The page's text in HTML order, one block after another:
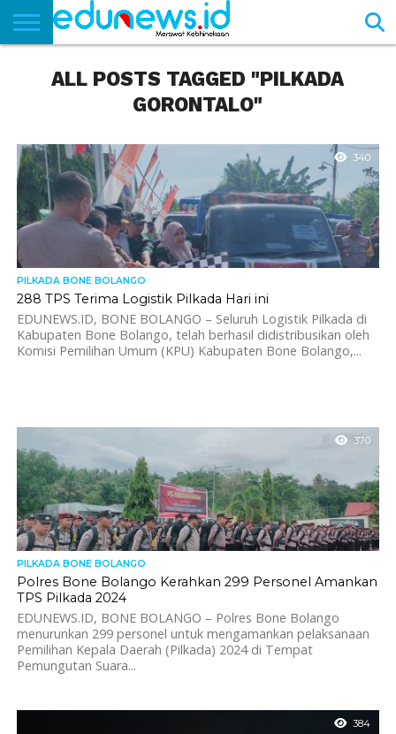
NEWS
EDUNEWS
LITERASI
PUSTAKA
SOSOK
TEKNO
KHASANAH
SASTRA
ALL POSTS TAGGED "PILKADA
GORONTALO"
340
PILKADA BONE BOLANGO
288 TPS Terima Logistik Pilkada Hari ini
EDUNEWS.ID, BONE BOLANGO – Seluruh Logistik Pilkada di
Kabupaten Bone Bolango, telah berhasil didistribusikan oleh
Komisi Pemilihan Umum (KPU) Kabupaten Bone Bolango,...
370
PILKADA BONE BOLANGO
Polres Bone Bolango Kerahkan 299 Personel Amankan
TPS Pilkada 2024
EDUNEWS.ID, BONE BOLANGO – Polres Bone Bolango
menurunkan 299 personel untuk mengamankan pelaksanaan
Pemilihan Kepala Daerah (Pilkada) 2024 di Tempat
Pemungutan Suara...
384